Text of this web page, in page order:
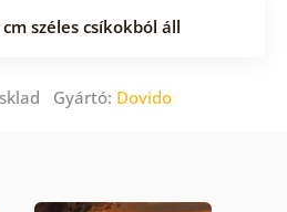
széles csíkokból áll
Gyártó: Dovido